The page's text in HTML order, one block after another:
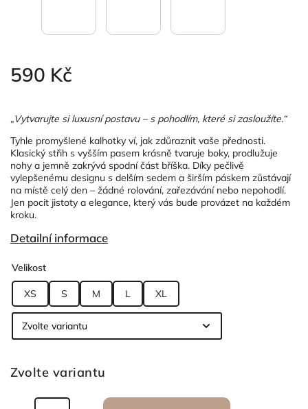
590 Kč
„Vytvarujte si luxusní postavu – s pohodlím, které si zasloužíte.“
Tyhle promyšlené kalhotky ví, jak zdůraznit vaše přednosti.
Klasický střih s vyšším pasem krásně tvaruje boky, prodlužuje
nohy a jemně zakrývá spodní část bříška. Díky pečlivě
vylepšenému designu s delším sedem a širším páskem zůstávají
na místě celý den – žádné rolování, zařezávání nebo nepohodlí.
Jen pocit jistoty a elegance, který vás bude provázet na každém
kroku.
Detailní informace
Velikost
XS S M L XL
Zvolte variantu